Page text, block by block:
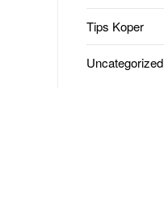
Tips Koper
Uncategorized